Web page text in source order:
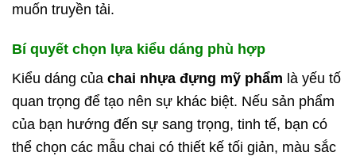
muốn truyền tải.
Bí quyết chọn lựa kiểu dáng phù hợp
Kiểu dáng của chai nhựa đựng mỹ phẩm là yếu tố
quan trọng để tạo nên sự khác biệt. Nếu sản phẩm
của bạn hướng đến sự sang trọng, tinh tế, bạn có
thể chọn các mẫu chai có thiết kế tối giản, màu sắc